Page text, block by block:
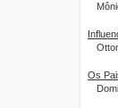
Os